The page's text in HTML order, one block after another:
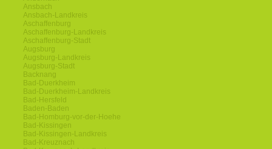
Ansbach
Ansbach-Landkreis
Aschaffenburg
Aschaffenburg-Landkreis
Aschaffenburg-Stadt
Augsburg
Augsburg-Landkreis
Augsburg-Stadt
Backnang
Bad-Duerkheim
Bad-Duerkheim-Landkreis
Bad-Hersfeld
Baden-Baden
Bad-Homburg-vor-der-Hoehe
Bad-Kissingen
Bad-Kissingen-Landkreis
Bad-Kreuznach